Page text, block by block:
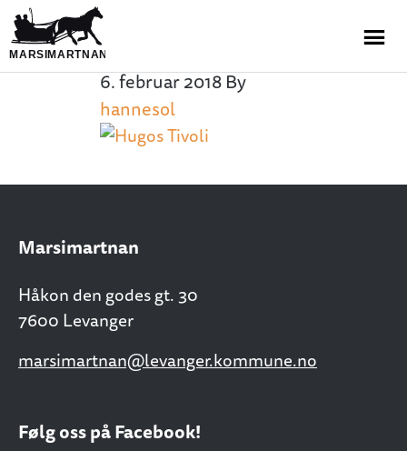
6. februar 2018By
hannesol
Marsimartnan
Håkon den godes gt. 30
7600 Levanger
marsimartnan@levanger.kommune.no
Følg oss på Facebook!